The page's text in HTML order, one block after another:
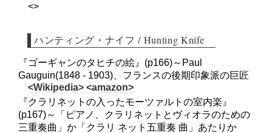
<>
ハンティング・ナイフ / Hunting Knife
『ゴーギャンのタヒチの絵』(p166)～Paul
Gauguin(1848 - 1903)、フランスの後期印象派の巨匠
<Wikipedia> <amazon>
『クラリネットの入ったモーツァルトの室内楽』
(p167)～「ピアノ、クラリネットとヴィオラのための
三重奏曲」か「クラリ ネット五重奏 曲」あたりか